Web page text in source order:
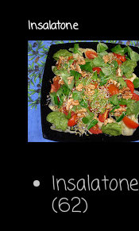
Insalatone
Insalatone
(62)